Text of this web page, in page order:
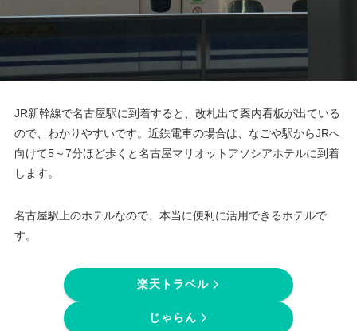
JR新幹線で名古屋駅に到着すると、改札出て案内看板が出ている
ので、わかりやすいです。近鉄電車の場合は、なごや駅からJRへ
向けて5～7分ほど歩くと名古屋マリオットアソシアホテルに到着
します。
名古屋駅上のホテルなので、本当に便利に活用できるホテルで
す。
楽天トラベル
じゃらん